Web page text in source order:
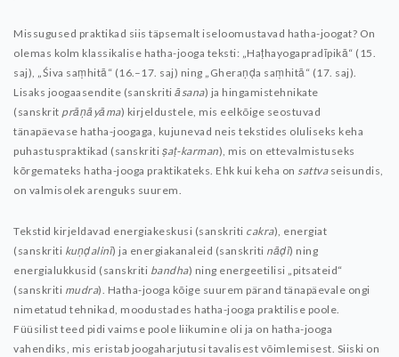
Missugused praktikad siis täpsemalt iseloomustavad hatha-joogat? On
olemas kolm klassikalise hatha-jooga teksti: „Haṭhayogapradīpikā“ (15.
saj), „Śiva saṃhitā“ (16.–17. saj) ning „Gheraṇḍa saṃhitā“ (17. saj).
Lisaks joogaasendite (sanskriti āsana) ja hingamistehnikate
(sanskrit prāṇāyāma) kirjeldustele, mis eelkõige seostuvad
tänapäevase hatha-joogaga, kujunevad neis tekstides oluliseks keha
puhastuspraktikad (sanskriti ṣaṭ-karman), mis on ettevalmistuseks
kõrgemateks hatha-jooga praktikateks. Ehk kui keha on sattvaseisundis,
on valmisolek arenguks suurem.
Tekstid kirjeldavad energiakeskusi (sanskriti cakra), energiat
(sanskriti kuṇḍalinī) ja energiakanaleid (sanskriti nāḍī) ning
energialukkusid (sanskriti bandha) ning energeetilisi „pitsateid“
(sanskriti mudra). Hatha-jooga kõige suurem pärand tänapäevale ongi
nimetatud tehnikad, moodustades hatha-jooga praktilise poole.
Füüsilist teed pidi vaimse poole liikumine oli ja on hatha-jooga
vahendiks, mis eristab joogaharjutusi tavalisest võimlemisest. Siiski on